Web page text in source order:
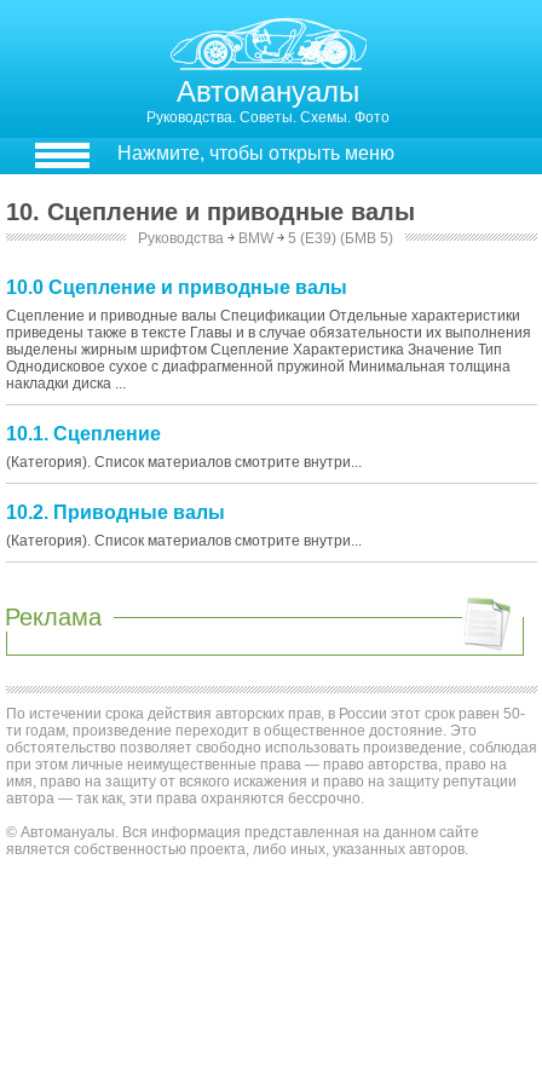
Автомануалы
Руководства. Советы. Схемы. Фото
Нажмите, чтобы открыть меню
10. Сцепление и приводные валы
Руководства ￫ BMW ￫ 5 (E39) (БМВ 5)
10.0 Сцепление и приводные валы
Сцепление и приводные валы Спецификации Отдельные характеристики
приведены также в тексте Главы и в случае обязательности их выполнения
выделены жирным шрифтом Сцепление Характеристика Значение Тип
Однодисковое сухое с диафрагменной пружиной Минимальная толщина
накладки диска ...
10.1. Сцепление
(Категория). Список материалов смотрите внутри...
10.2. Приводные валы
(Категория). Список материалов смотрите внутри...
Реклама
По истечении срока действия авторских прав, в России этот срок равен 50-
ти годам, произведение переходит в общественное достояние. Это
обстоятельство позволяет свободно использовать произведение, соблюдая
при этом личные неимущественные права — право авторства, право на
имя, право на защиту от всякого искажения и право на защиту репутации
автора — так как, эти права охраняются бессрочно.
© Автомануалы. Вся информация представленная на данном сайте
является собственностью проекта, либо иных, указанных авторов.